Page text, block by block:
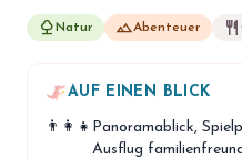
celebration
hiking Abenteuer
Unterkünfte
nature Natur landscapeAbenteuer restaurant
AUF EINEN BLICK
👨‍👩‍👧 Panoramablick,
Ausflug